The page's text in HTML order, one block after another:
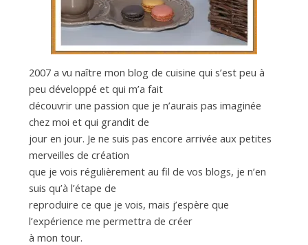
2007 a vu naître mon blog de cuisine qui s’est peu à
peu développé et qui m’a fait
découvrir une passion que je n’aurais pas imaginée
chez moi et qui grandit de
jour en jour. Je ne suis pas encore arrivée aux petites
merveilles de création
que je vois régulièrement au fil de vos blogs, je n’en
suis qu’à l’étape de
reproduire ce que je vois, mais j’espère que
l’expérience me permettra de créer
à mon tour.